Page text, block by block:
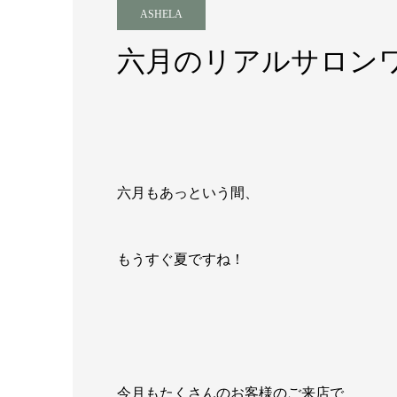
ASHELA
六月のリアルサロン
六月もあっという間、
もうすぐ夏ですね！
今月もたくさんのお客様のご来店で